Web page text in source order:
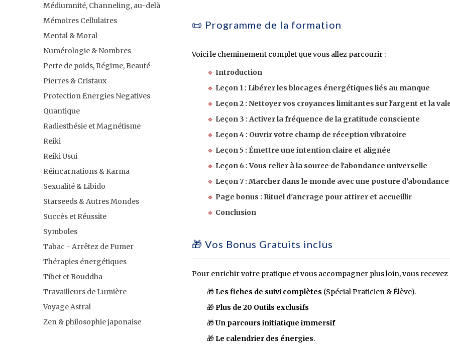
Médiumnité, Channeling, au-delà
Mémoires Cellulaires
Mental & Moral
Numérologie & Nombres
Perte de poids, Régime, Beauté
Pierres & Cristaux
Protection Energies Negatives
Quantique
Radiesthésie et Magnétisme
Reiki
Reiki Usui
Réincarnations & Karma
Sexualité & Libido
Starseeds & Autres Mondes
Succès et Réussite
Symboles
Tabac - Arrêtez de Fumer
Thérapies énergétiques
Tibet et Bouddha
Travailleurs de Lumière
Voyage Astral
Zen & philosophie japonaise
📜 Programme de la formation
Voici le cheminement complet que vous allez parcourir :
🔹 Introduction
🔹 Leçon 1 : Libérer les blocages énergétiques liés au manque
🔹 Leçon 2 : Nettoyer vos croyances limitantes sur l'argent et la
🔹 Leçon 3 : Activer la fréquence de la gratitude consciente
🔹 Leçon 4 : Ouvrir votre champ de réception vibratoire
🔹 Leçon 5 : Émettre une intention claire et alignée
🔹 Leçon 6 : Vous relier à la source de l'abondance universelle
🔹 Leçon 7 : Marcher dans le monde avec une posture d'abondance
🔹 Page bonus : Rituel d'ancrage pour attirer et accueillir
🔹 Conclusion
🎁 Vos Bonus Gratuits inclus
Pour enrichir votre pratique et vous accompagner plus loin, vous recevez
🎁 Les fiches de suivi complètes (Spécial Praticien & Élève).
🎁 Plus de 20 Outils exclusifs
🎁Un parcours initiatique immersif
🎁 Le calendrier des énergies.